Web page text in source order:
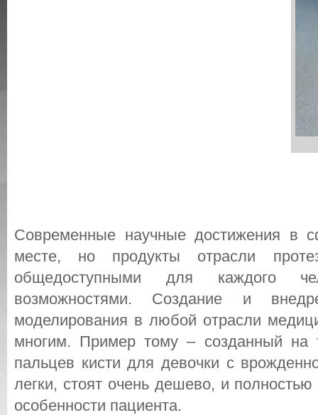
Современные научные достижения в
месте, но продукты отрасли
общедоступными для каждого
возможностями. Создание и
моделирования в любой отрасли
многим. Пример тому – созданный на
пальцев кисти для девочки с
легки, стоят очень дешево, и полностью
особенности пациента.